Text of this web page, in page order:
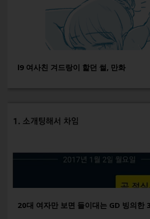
l9 여사친 겨드랑이 핥던 썰, 만화
20대 여자만 보면 들이대는 GD 빙의한